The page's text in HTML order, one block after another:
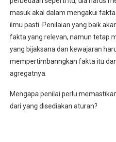
masuk akal dalam mengakui
ilmu pasti. Penilaian yang baik
fakta yang relevan, namun tetap
yang bijaksana dan kewajaran
mempertimbanngkan fakta itu
agregatnya.
Mengapa penilai perlu
dari yang disediakan aturan?